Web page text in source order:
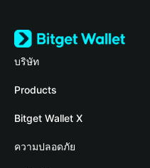
บริษัท
เกี่ยวกับ Bitget Wallet
Blog
Academy
Products
Crypto Card
Stablecoin Earn
Bitget Wallet X
นักพัฒนา
ความปลอดภัย